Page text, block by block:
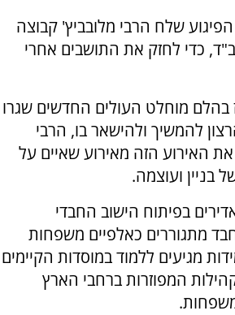
שלח הרבי מלובביץ' קבוצה
כדי לחזק את התושבים אחרי
בהלם מוחלט העולים החדשים שגרו
להמשיך ולהישאר בו, הרבי
האירוע הזה מאירוע שאיים על
בניין ועוצמה.
בפיתוח הישוב החבדי
מתגוררים כאלפיים משפחות
מגיעים ללמוד במוסדות הקיימים
המפוזרות ברחבי הארץ